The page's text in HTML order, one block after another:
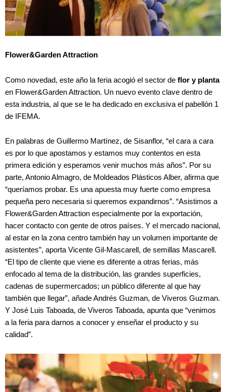
Flower&Garden Attraction
Como novedad, este año la feria acogió el sector de flor y planta
en Flower&Garden Attraction. Un nuevo evento clave dentro de
esta industria, al que se le ha dedicado en exclusiva el pabellón 1
de IFEMA.
En palabras de Guillermo Martínez, de Sisanflor, “el cara a cara
es por lo que apostamos y estamos muy contentos en esta
primera edición y esperamos venir muchos más años”. Por su
parte, Antonio Almagro, de Moldeados Plásticos Alber, afirma que
“queríamos probar. Es una apuesta muy fuerte como empresa
pequeña pero necesaria si queremos expandirnos”. “Asistimos a
Flower&Garden Attraction especialmente por la exportación,
hacer contacto con gente de otros países. Y el mercado nacional,
al estar en la zona centro también hay un volumen importante de
asistentes”, aporta Vicente Gil-Mascarell, de semillas Mascarell.
“El tipo de cliente que viene es diferente a otras ferias, más
enfocado al tema de la distribución, las grandes superficies,
cadenas de supermercados; un público diferente al que hay
también que llegar”, añade Andrés Guzman, de Viveros Guzman.
Y José Luis Taboada, de Viveros Taboada, apunta que “venimos
a la feria para darnos a conocer y enseñar el producto y su
calidad”.